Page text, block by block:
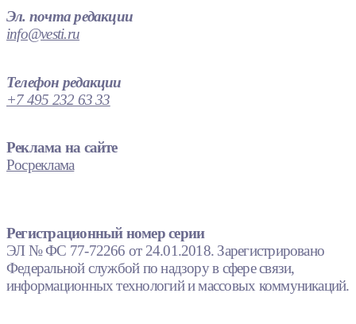
Эл. почта редакции
info@vesti.ru
Телефон редакции
+7 495 232 63 33
Реклама на сайте
Росреклама
Регистрационный номер серии
ЭЛ № ФС 77-72266 от 24.01.2018. Зарегистрировано
Федеральной службой по надзору в сфере связи,
информационных технологий и массовых коммуникаций.